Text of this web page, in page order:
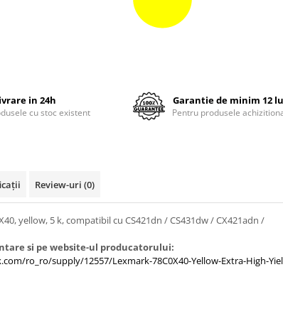
Facebook
in 24h
cu stoc existent
Garantie de minim 12
Pentru produsele
Review-uri (0)
yellow, 5 k, compatibil cu CS421dn / CS431dw / CX421adn /
si pe website-ul producatorului:
ro_ro/supply/12557/Lexmark-78C0X40-Yellow-Extra-High-